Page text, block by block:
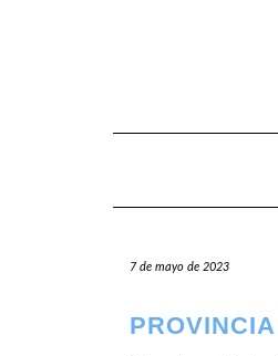
7 de mayo de 2023